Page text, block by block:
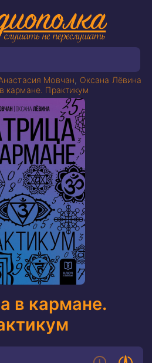
Мовчан
Оксана Лёвина
кармане. Практикум
в кармане.